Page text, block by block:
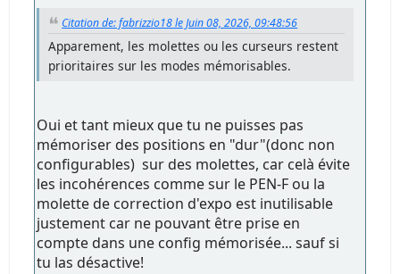
Citation de: fabrizzio18 le Juin 08, 2026, 09:48:56
Apparement, les molettes ou les curseurs restent
prioritaires sur les modes mémorisables.
Oui et tant mieux que tu ne puisses pas
mémoriser des positions en "dur"(donc non
configurables) sur des molettes, car celà évite
les incohérences comme sur le PEN-F ou la
molette de correction d'expo est inutilisable
justement car ne pouvant être prise en
compte dans une config mémorisée... sauf si
tu las désactive!